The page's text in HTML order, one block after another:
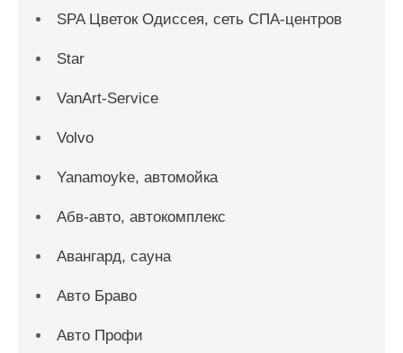
SPA Цветок Одиссея, сеть СПА-центров
Star
VanArt-Service
Volvo
Yanamoyke, автомойка
Абв-авто, автокомплекс
Авангард, сауна
Авто Браво
Авто Профи